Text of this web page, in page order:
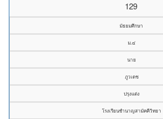
129
มัธยมศึกษา
ม.๔
นาย
ภูวเดช
ปรุงแต่ง
โรงเรียนชำนาญสามัคคีวิทยา